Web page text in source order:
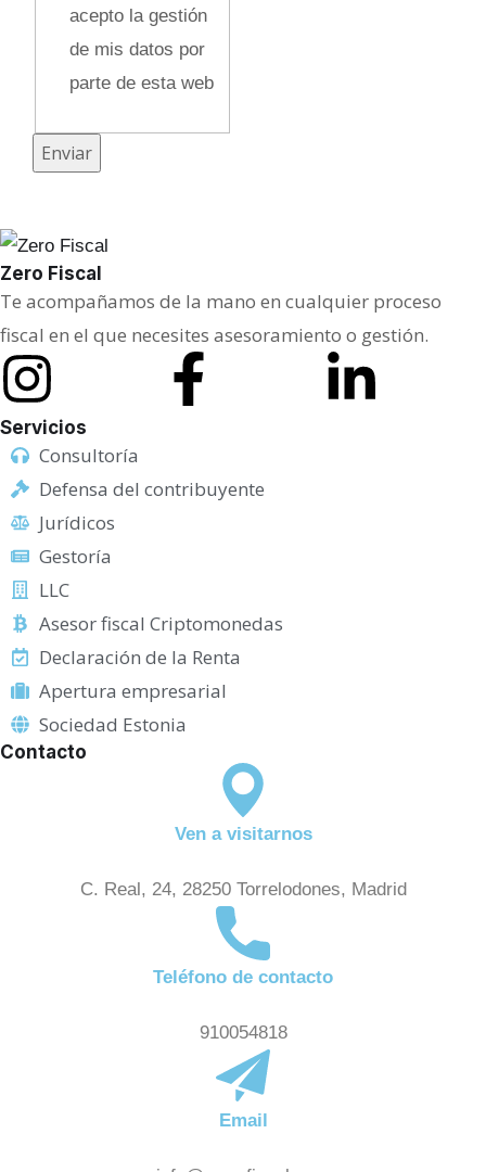
i
t
c
a
C
o
r
r
e
acepto la gestión
de mis datos por
parte de esta web
Enviar
Zero Fiscal
Te acompañamos de la mano en cualquier proceso
fiscal en el que necesites asesoramiento o gestión.
Servicios
Consultoría
Defensa del contribuyente
Jurídicos
Gestoría
LLC
Asesor fiscal Criptomonedas
Declaración de la Renta
Apertura empresarial
Sociedad Estonia
Contacto
Ven a visitarnos
C. Real, 24, 28250 Torrelodones, Madrid
Teléfono de contacto
910054818
Email